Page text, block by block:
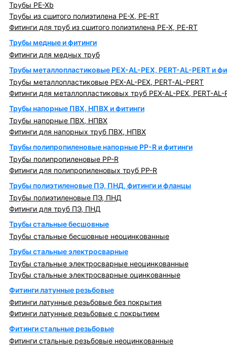
Трубы PE-Xb
Трубы из сшитого полиэтилена PE-X, PE-RT
Фитинги для труб из сшитого полиэтилена PE-X, PE-RT
Трубы медные и фитинги
Фитинги для медных труб
Трубы металлопластиковые PEX-AL-PEX, PERT-AL-PERT и
Трубы металлопластиковые PEX-AL-PEX, PERT-AL-PERT
Фитинги для металлопластиковых труб PEX-AL-PEX, PERT-AL-
Трубы напорные ПВХ, НПВХ и фитинги
Трубы напорные ПВХ, НПВХ
Фитинги для напорных труб ПВХ, НПВХ
Трубы полипропиленовые напорные PP-R и фитинги
Трубы полипропиленовые PP-R
Фитинги для полипропиленовых труб PP-R
Трубы полиэтиленовые ПЭ, ПНД, фитинги и фланцы
Трубы полиэтиленовые ПЭ, ПНД
Фитинги для труб ПЭ, ПНД
Трубы стальные бесшовные
Трубы стальные бесшовные неоцинкованные
Трубы стальные электросварные
Трубы стальные электросварные неоцинкованные
Трубы стальные электросварные оцинкованные
Фитинги латунные резьбовые
Фитинги латунные резьбовые без покрытия
Фитинги латунные резьбовые с покрытием
Фитинги стальные резьбовые
Фитинги стальные резьбовые неоцинкованные